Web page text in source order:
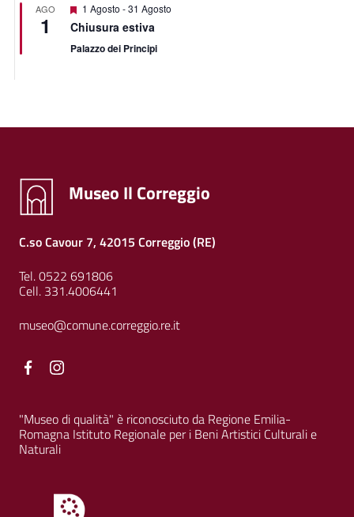
AGO
1
Segnalati
1 Agosto -31 Agosto
Chiusura estiva
Palazzo dei Principi
Museo Il Correggio
C.so Cavour 7, 42015 Correggio (RE)
Tel. 0522 691806
Cell. 331.4006441
museo@comune.correggio.re.it
Facebook
"Museo di qualità" è riconosciuto da Regione Emilia-
Romagna Istituto Regionale per i Beni Artistici Culturali e
Naturali